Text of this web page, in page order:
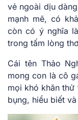
vẻ ngoài dịu
mạnh mẽ, có
còn có ý nghĩa
trong tấm lòng
Cái tên Thảo
mong con là cô
mọi khó khăn
bụng, hiểu biết